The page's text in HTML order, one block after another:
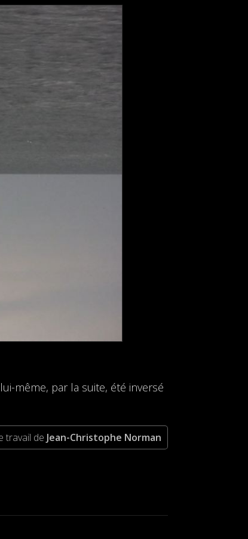
même, par la suite, été inversé
travail de Jean-Christophe Norman